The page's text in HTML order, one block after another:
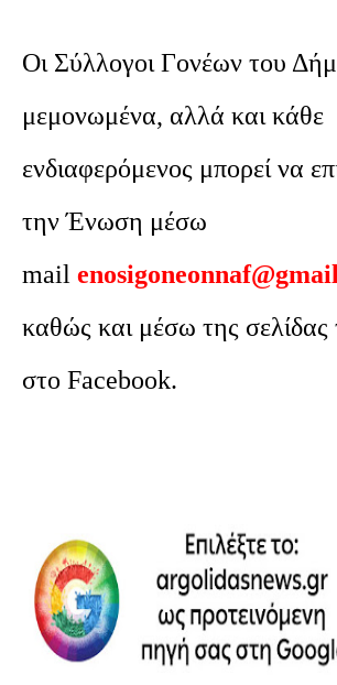
Οι Σύλλογοι Γονέων του
μεμονωμένα, αλλά και κάθε
ενδιαφερόμενος μπορεί να
την Ένωση μέσω
mail
καθώς και μέσω της
στο Facebook.